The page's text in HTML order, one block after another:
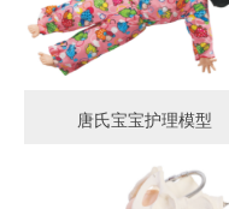
唐氏宝宝护理模型